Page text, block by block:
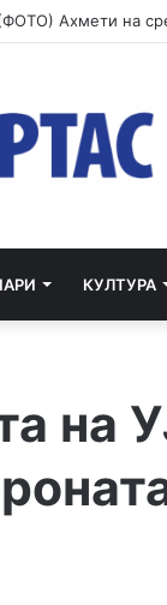
КУЛТУРА
на